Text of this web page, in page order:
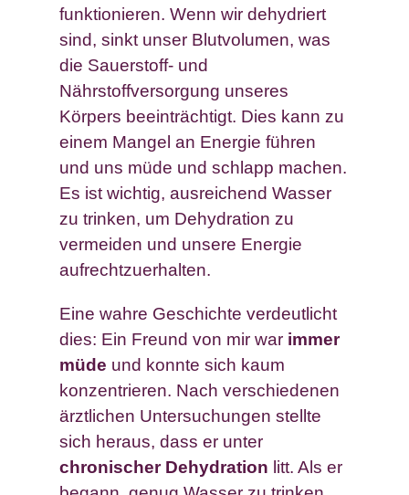
funktionieren. Wenn wir dehydriert
sind, sinkt unser Blutvolumen, was
die Sauerstoff- und
Nährstoffversorgung unseres
Körpers beeinträchtigt. Dies kann zu
einem Mangel an Energie führen
und uns müde und schlapp machen.
Es ist wichtig, ausreichend Wasser
zu trinken, um Dehydration zu
vermeiden und unsere Energie
aufrechtzuerhalten.
Eine wahre Geschichte verdeutlicht
dies: Ein Freund von mir war immer
müde und konnte sich kaum
konzentrieren. Nach verschiedenen
ärztlichen Untersuchungen stellte
sich heraus, dass er unter
chronischer Dehydration litt. Als er